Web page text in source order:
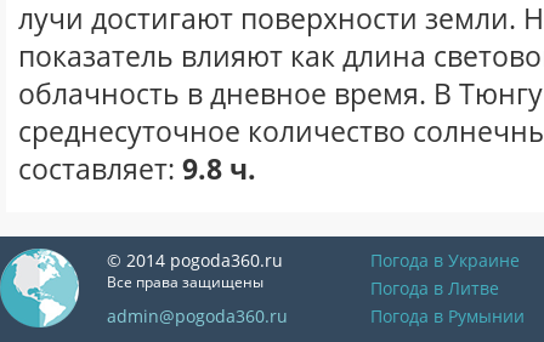
лучи достигают поверхности земли.
показатель влияют как длина
облачность в дневное время. В
среднесуточное количество
составляет: 9.8 ч.
© 2014 pogoda360.ru
Все права защищены
admin@pogoda360.ru
Погода в Украине
Погода в Литве
Погода в Румынии